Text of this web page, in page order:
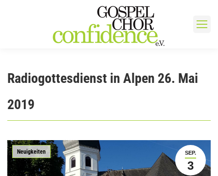
Radiogottesdienst in Alpen 26. Mai
2019
SEP.
3
Neuigkeiten